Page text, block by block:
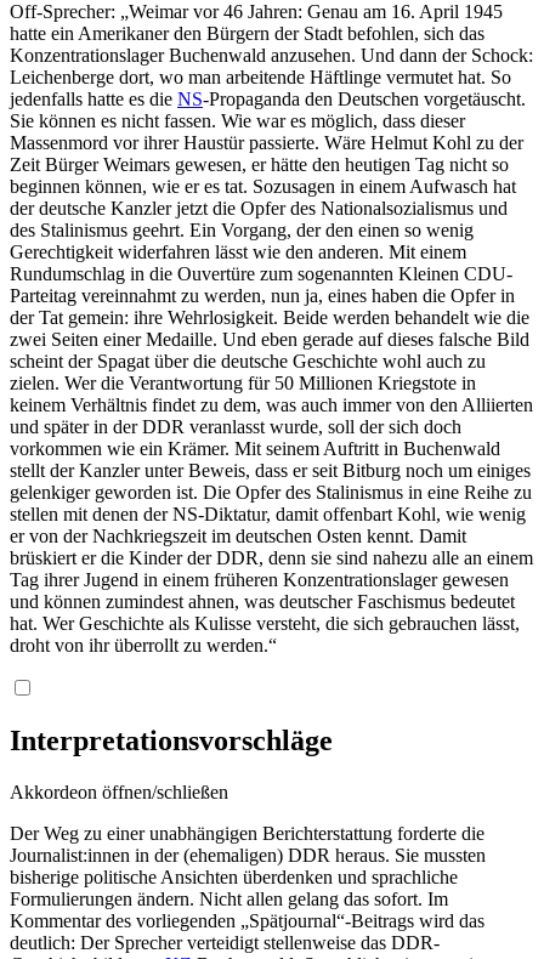
Off-Sprecher: „Weimar vor 46 Jahren: Genau am 16. April 1945
hatte ein Amerikaner den Bürgern der Stadt befohlen, sich das
Konzentrationslager Buchenwald anzusehen. Und dann der Schock:
Leichenberge dort, wo man arbeitende Häftlinge vermutet hat. So
jedenfalls hatte es die NS-Propaganda den Deutschen vorgetäuscht.
Sie können es nicht fassen. Wie war es möglich, dass dieser
Massenmord vor ihrer Haustür passierte. Wäre Helmut Kohl zu der
Zeit Bürger Weimars gewesen, er hätte den heutigen Tag nicht so
beginnen können, wie er es tat. Sozusagen in einem Aufwasch hat
der deutsche Kanzler jetzt die Opfer des Nationalsozialismus und
des Stalinismus geehrt. Ein Vorgang, der den einen so wenig
Gerechtigkeit widerfahren lässt wie den anderen. Mit einem
Rundumschlag in die Ouvertüre zum sogenannten Kleinen CDU-
Parteitag vereinnahmt zu werden, nun ja, eines haben die Opfer in
der Tat gemein: ihre Wehrlosigkeit. Beide werden behandelt wie die
zwei Seiten einer Medaille. Und eben gerade auf dieses falsche Bild
scheint der Spagat über die deutsche Geschichte wohl auch zu
zielen. Wer die Verantwortung für 50 Millionen Kriegstote in
keinem Verhältnis findet zu dem, was auch immer von den Alliierten
und später in der DDR veranlasst wurde, soll der sich doch
vorkommen wie ein Krämer. Mit seinem Auftritt in Buchenwald
stellt der Kanzler unter Beweis, dass er seit Bitburg noch um einiges
gelenkiger geworden ist. Die Opfer des Stalinismus in eine Reihe zu
stellen mit denen der NS-Diktatur, damit offenbart Kohl, wie wenig
er von der Nachkriegszeit im deutschen Osten kennt. Damit
brüskiert er die Kinder der DDR, denn sie sind nahezu alle an einem
Tag ihrer Jugend in einem früheren Konzentrationslager gewesen
und können zumindest ahnen, was deutscher Faschismus bedeutet
hat. Wer Geschichte als Kulisse versteht, die sich gebrauchen lässt,
droht von ihr überrollt zu werden.“
Interpretationsvorschläge
Akkordeon öffnen/schließen
Der Weg zu einer unabhängigen Berichterstattung forderte die
Journalist:innen in der (ehemaligen) DDR heraus. Sie mussten
bisherige politische Ansichten überdenken und sprachliche
Formulierungen ändern. Nicht allen gelang das sofort. Im
Kommentar des vorliegenden „Spätjournal“-Beitrags wird das
deutlich: Der Sprecher verteidigt stellenweise das DDR-